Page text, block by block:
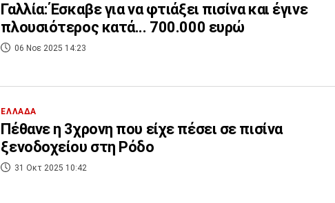
Γαλλία: Έσκαβε για να φτιάξει πισίνα και έγινε
πλουσιότερος κατά... 700.000 ευρώ
06 Νοε 2025 14:23
ΕΛΛΑΔΑ
Πέθανε η 3χρονη που είχε πέσει σε πισίνα
ξενοδοχείου στη Ρόδο
31 Οκτ 2025 10:42